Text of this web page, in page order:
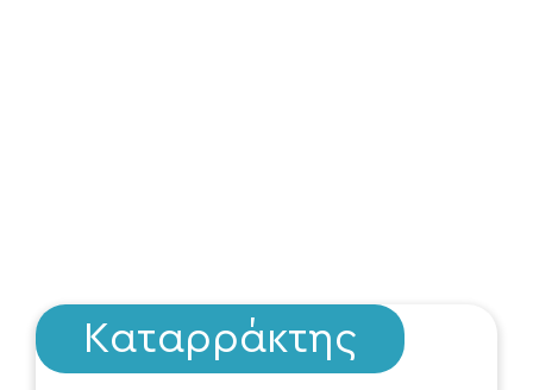
Καταρράκτης